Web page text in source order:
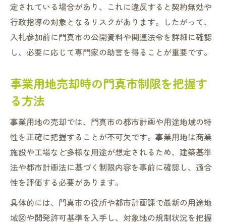
定されている場合があり、これに違反すると契約無効や
行政指導の対象となるリスクがあります。したがって、
入札参加前に門真市の公開資料や関連法令を詳細に確認
し、必要に応じて専門家の助言を得ることが重要です。
事業用地売却時の門真市制限を把握す
る方法
事業用地の売却では、門真市の都市計画や用途地域の特
性を正確に把握することが不可欠です。事業用地は商業
施設や工場など多様な用途が想定されるため、建築基準
法や都市計画法に基づく制限内容を事前に確認し、適合
性を評価する必要があります。
具体的には、門真市の役所や都市計画課で最新の用途地
域図や開発許可基準を入手し、対象地の規制状況を把握